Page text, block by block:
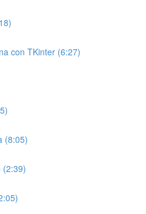
con TKinter (6:27)
(8:05)
(2:39)